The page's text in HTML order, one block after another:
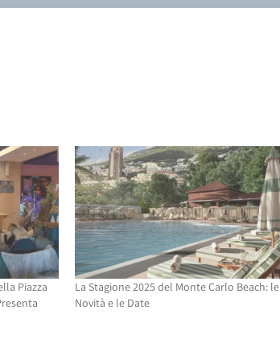
Piazza
La Stagione 2025 del Monte Carlo Beach: le
Novità e le Date